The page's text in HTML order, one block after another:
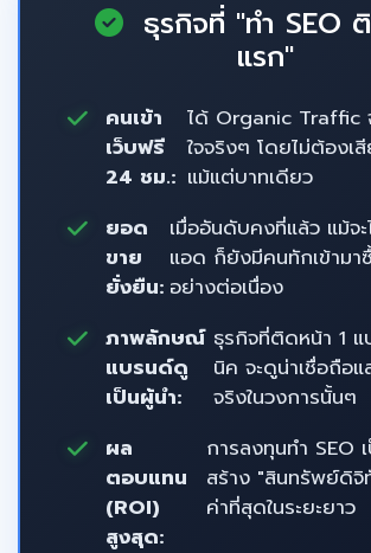
ธุรกิจที่ "ทำ SEO
แรก"
คนเข้า
เว็บฟรี
24 ชม.:
ได้ Organic Traffic
ใจจริงๆ โดยไม่ต้องเ
แม้แต่บาทเดียว
ยอด
ขาย
ยั่งยืน:
เมื่ออันดับคงที่แล้ว แม้จ
แอด ก็ยังมีคนทักเข้ามา
อย่างต่อเนื่อง
ภาพลักษณ์
แบรนด์ดู
เป็นผู้นำ:
ธุรกิจที่ติดหน้า 1
นิค จะดูน่าเชื่อถือแ
จริงในวงการนั้นๆ
ผล
ตอบแทน
(ROI)
สูงสุด:
การลงทุนทำ SEO
สร้าง "สินทรัพย์ดิจิ
ค่าที่สุดในระยะยาว